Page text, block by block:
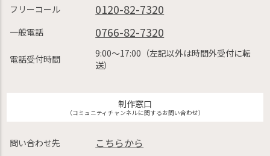
フリーコール 0120-82-7320
一般電話 0766-82-7320
電話受付時間
9:00〜17:00（左記以外は時間外受付に転
送）
制作窓口
（コミュニティチャンネルに関するお問い合わせ）
問い合わせ先 こちらから